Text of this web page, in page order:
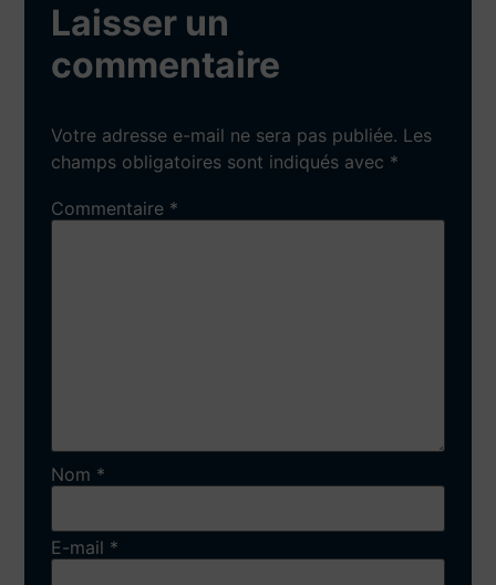
Laisser un
commentaire
Votre adresse e-mail ne sera pas publiée. Les
champs obligatoires sont indiqués avec *
Commentaire *
Nom *
E-mail *